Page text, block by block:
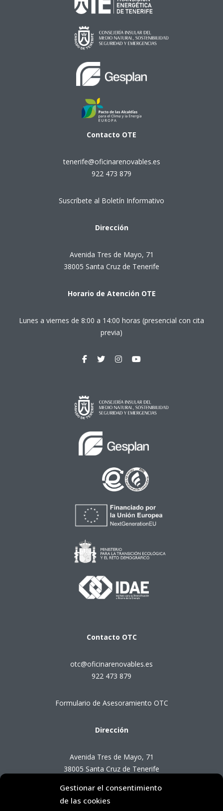
Gestionar el consentimiento
de las cookies
Contacto OTE
tenerife@oficinarenovables.es
922 473 879
Suscríbete al Boletín Informativo
Dirección
Avenida Tres de Mayo, 71
38005 Santa Cruz de Tenerife
Horario de Atención OTE
Lunes a viernes de 8:00 a 14:00 horas (presencial con cita
previa)
Contacto OTC
otc@oficinarenovables.es
922 473 879
Formulario de Asesoramiento OTC
Dirección
Avenida Tres de Mayo, 71
38005 Santa Cruz de Tenerife
Horario de Atención OTC